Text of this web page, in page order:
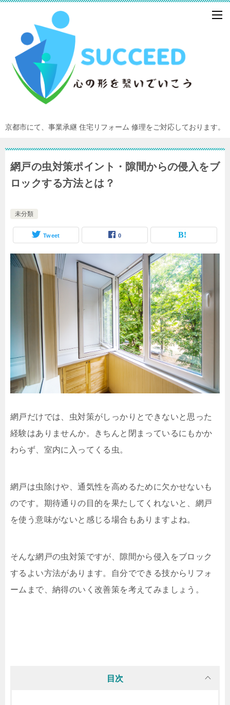
京都市にて、事業承継 住宅リフォーム 修理をご対応しております。
網戸の虫対策ポイント・隙間からの侵入をブ
ロックする方法とは？
未分類
Tweet 0
網戸だけでは、虫対策がしっかりとできないと思った
経験はありませんか。きちんと閉まっているにもかか
わらず、室内に入ってくる虫。
網戸は虫除けや、通気性を高めるために欠かせないも
のです。期待通りの目的を果たしてくれないと、網戸
を使う意味がないと感じる場合もありますよね。
そんな網戸の虫対策ですが、隙間から侵入をブロック
するよい方法があります。自分でできる技からリフォ
ームまで、納得のいく改善策を考えてみましょう。
目次